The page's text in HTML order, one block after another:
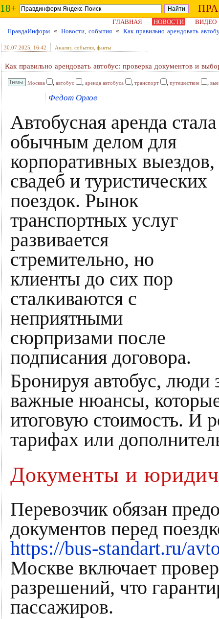
18+
ГЛАВНАЯ НОВОСТИ
ВИДЕО
ПравдаИнформ ≈ Новости, события ≈ Как правильно арендовать
30.07.2025 , 16:42 Анализ, события, факты
Как правильно арендовать автобус: проверка документов и
Москва , автобус , аренда автобуса , транспорт , путешествие ,
Федот Орлов
Автобусная аренда стала
обычным делом для
корпоративных выездов,
свадеб и туристических
поездок. Рынок
транспортных услуг
развивается
стремительно, но
клиенты до сих пор
сталкиваются с
неприятными
сюрпризами после
подписания договора.
Бронируя автобус, люди
важные нюансы,
итоговую стоимость. И
тарифах или
Документы и
Перевозчик обязан
документов перед
https://bus-standart.ru/
Москве включает
разрешений, что
пассажиров.